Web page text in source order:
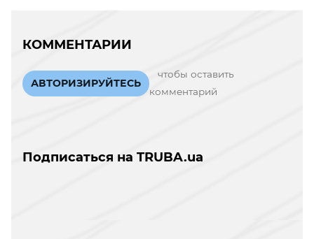
КОММЕНТАРИИ
АВТОРИЗИРУЙТЕСЬ
чтобы оставить
комментарий
Подписаться на TRUBA.ua